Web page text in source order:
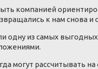
быть компанией
к нам снова и
одну из самых
могут рассчитывать